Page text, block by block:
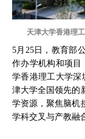
天津大学香港理
5月25日，教育部
作办学机构和项目
学香港理工大学深
津大学全国领先的
学资源，聚焦脑机
学科交叉与产教融